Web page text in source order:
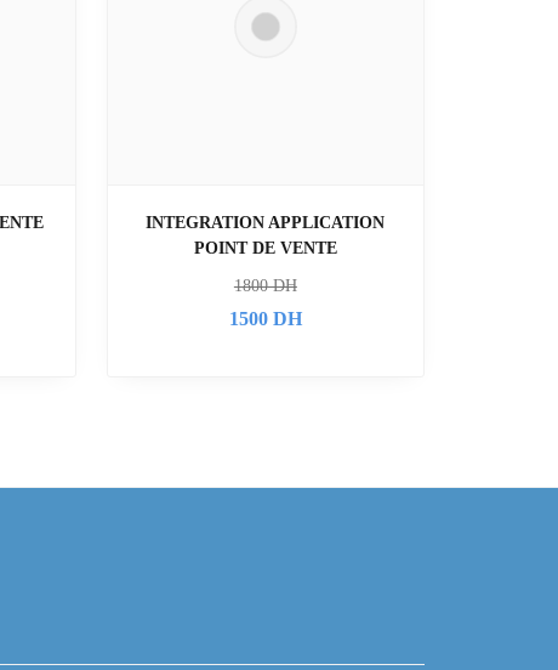
INTEGRATION APPLICATION
POINT DE VENTE
1800DH
1500DH